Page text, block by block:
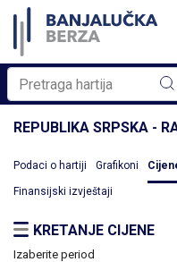
REPUBLIKA SRPSKA -
Podaci o hartiji Grafikoni
Finansijski izvještaji
KRETANJE CIJENE
Izaberite period